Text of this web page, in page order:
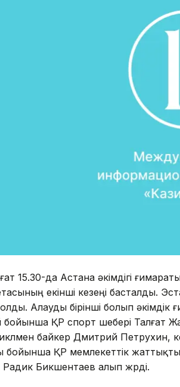
15.30-да Астана әкімдігі
екінші кезеңі басталды.
Алауды бірінші болып
бойынша ҚР спорт шебері Талғат
байкер Дмитрий Петрухин,
бойынша ҚР мемлекеттік
Радик Бикшентаев алып жүрді.